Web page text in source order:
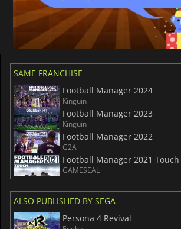
SAME FRANCHISE
Football Manager 2024
Kinguin
Football Manager 2023
Kinguin
Football Manager 2022
G2A
Football Manager 2021 Touch
GAMESEAL
ALSO PUBLISHED BY SEGA
Persona 4 Revival